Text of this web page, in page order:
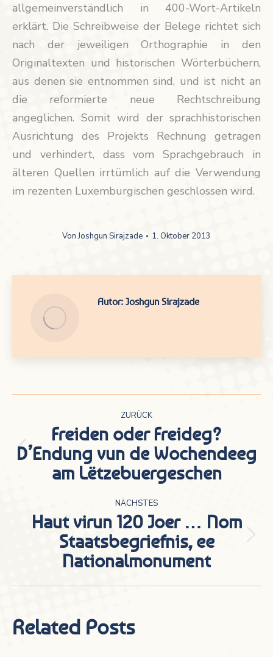
allgemeinverständlich in 400-Wort-Artikeln
erklärt. Die Schreibweise der Belege richtet sich
nach der jeweiligen Orthographie in den
Originaltexten und historischen Wörterbüchern,
aus denen sie entnommen sind, und ist nicht an
die reformierte neue Rechtschreibung
angeglichen. Somit wird der sprachhistorischen
Ausrichtung des Projekts Rechnung getragen
und verhindert, dass vom Sprachgebrauch in
älteren Quellen irrtümlich auf die Verwendung
im rezenten Luxemburgischen geschlossen wird.
VonJoshgun Sirajzade 1. Oktober 2013
Autor: Joshgun Sirajzade
Kommentarnavigation
ZURÜCK
Vorheriger
Beitrag:
Freiden oder Freideg?
D’Endung vun de Wochendeeg
am Lëtzebuergeschen
NÄCHSTES
Nächster
Beitrag:
Haut virun 120 Joer … Nom
Staatsbegriefnis, ee
Nationalmonument
Related Posts